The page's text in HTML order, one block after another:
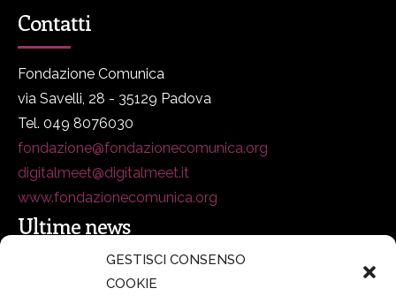
GESTISCI CONSENSO
COOKIE
Contatti
Fondazione Comunica
via Savelli, 28 - 35129 Padova
Tel. 049 8076030
fondazione@fondazionecomunica.org
digitalmeet@digitalmeet.it
www.fondazionecomunica.org
Ultime news
secsolutionforum 2026: è Bologna la nuova capitale